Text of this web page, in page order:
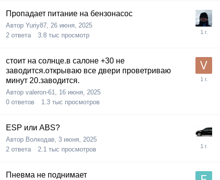
Пропадает питание на бензонасос
Автор Yuriy87, 26 июня, 2025
2 ответа 3.8 тыс просмотр
стоит на солнце.в салоне +30 не
заводится.открываю все двери проветриваю
минут 20.заводится.
Автор valeron-61, 16 июня, 2025
0 ответов 1.3 тыс просмотров
ESP или ABS?
Автор Волкодав, 3 июня, 2025
2 ответа 2.1 тыс просмотров
Пневма не поднимает